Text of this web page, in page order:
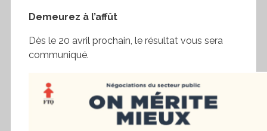
Demeurez à l’affût
Dès le 20 avril prochain, le résultat vous sera
communiqué.